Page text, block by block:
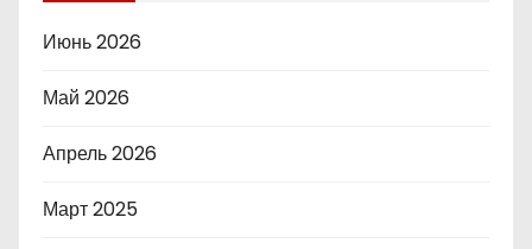
Июнь 2026
Май 2026
Апрель 2026
Март 2025